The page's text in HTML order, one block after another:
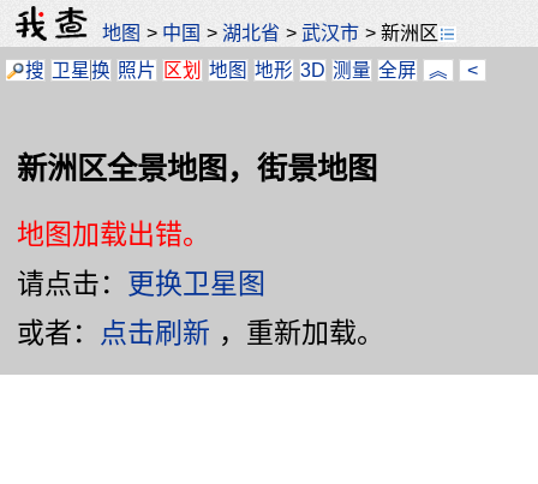
地图 > 中国 >湖北省 >武汉市 >新洲区
搜 卫星换 照片 区划 地图 地形 3D 测量 全屏 ︽ <
新洲区全景地图，街景地图
地图加载出错。
请点击： 更换卫星图
或者： 点击刷新 ，重新加载。